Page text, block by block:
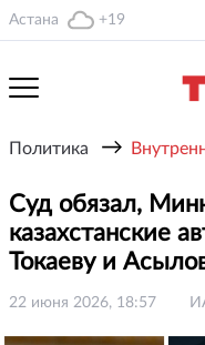
Астана +19
Политика →
Суд обязал,
казахстанские
Токаеву и
22 июня 2026, 18:57